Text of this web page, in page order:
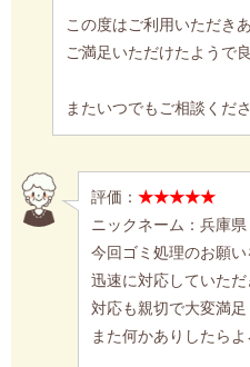
この度はご利用いただき
ご満足いただけたようで
またいつでもご相談くだ
評価： ★★★★★
ニックネーム：兵庫
今回ゴミ処理のお願い
迅速に対応していただ
対応も親切で大変満足
また何かありしたらよ